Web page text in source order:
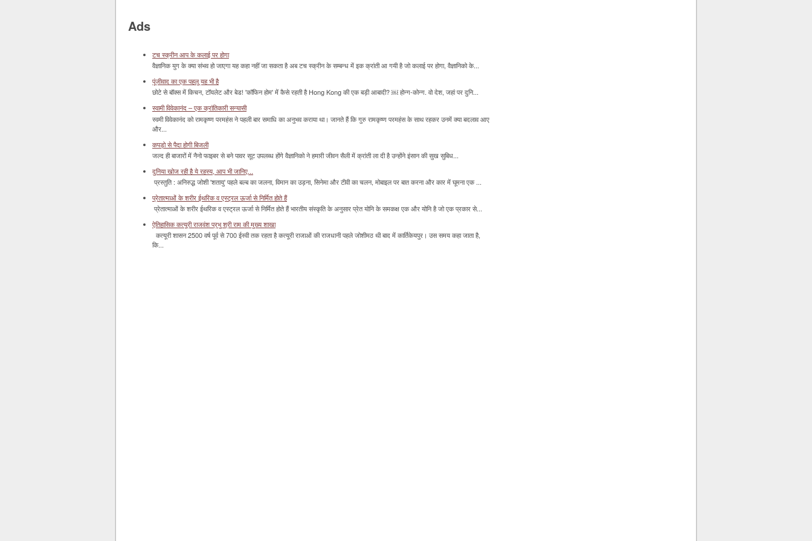
Ads
टच स्क्रीन आप के कलाई पर होगा
वैज्ञानिक युग के क्या संभव हो जाएगा यह कहा नहीं जा सकता है अब टच स्क्रीन के सम्बन्ध में इक क्रांती आ गयी है जो कलाई पर होगा, वैज्ञानिको के...
पूंजीवाद का एक पहलू यह भी है
छोटे से बॉक्‍स में किचन, टॉयलेट और बेड! 'कॉफिन होम' में कैसे रहती है Hong Kong की एक बड़ी आबादी? ￼ होन्ग-कोन्ग. वो देश, जहां पर दुनि...
स्वामी विवेकानंद – एक क्रांतिकारी सन्यासी
स्वमी विवेकानंद को रामकृष्ण परमहंस ने पहली बार समाधि का अनुभव कराया था। जानते हैं कि गुरु रामकृष्ण परमहंस के साथ रहकर उनमें क्या बदलाव आए
और...
कपड़ो से पैदा होगी बिजली
जल्द ही बाजारों में नैनो फाइबर से बने पावर सूट उपलब्ध होंगे वैज्ञानिको ने हमारी जीवन सैली में क्रांती ला दी है उन्होंने इंसान की सुख सुबिध...
दुनिया खोज रही है ये रहस्य, आप भी जानिए...
प्रस्तुति : अनिरुद्ध जोशी 'शतायु' पहले बल्ब का जलना, विमान का उड़ना, सिनेमा और टीवी का चलन, मोबाइल पर बात करना और कार में घूमना एक ...
प्रेतात्माओं के शरीर ईथरिक व एस्ट्रल ऊर्जा से निर्मित होते हैं
प्रेतात्माओं के शरीर ईथरिक व एस्ट्रल ऊर्जा से निर्मित होते हैं भारतीय संस्कृति के अनुसार प्रेत योनि के समकक्ष एक और योनि है जो एक प्रकार से...
ऐतिहासिक कत्यूरी राजवंश प्रभु श्री राम की मुख्य शाखा
कत्यूरी शासन 2500 वर्ष पूर्व से 700 ईस्वी तक रहता है कत्यूरी राजाओं की राजधानी पहले जोशीमठ थी बाद में कार्तिकेयपुर। उस समय कहा जाता है,
कि...